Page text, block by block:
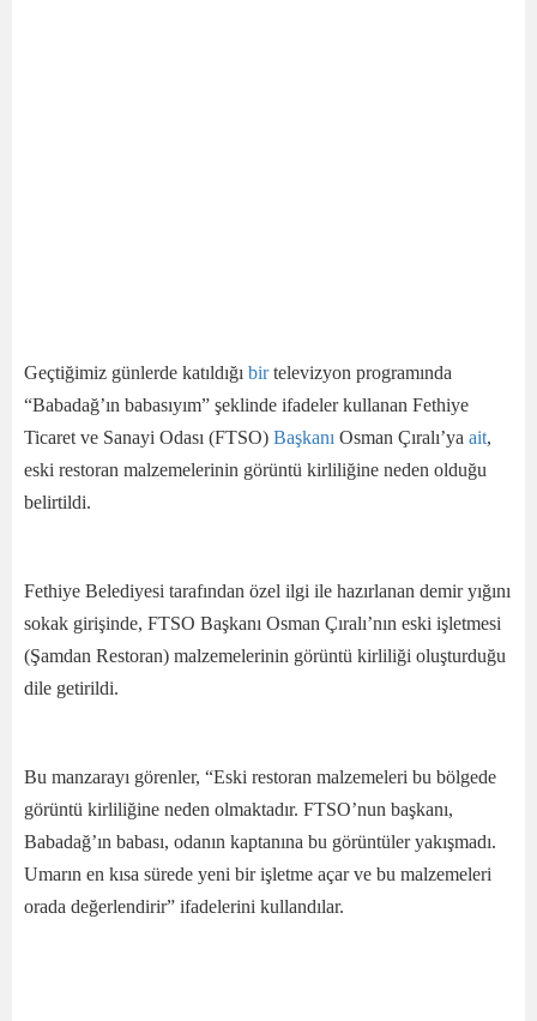
Geçtiğimiz günlerde katıldığı birtelevizyon programında
“Babadağ’ın babasıyım” şeklinde ifadeler kullanan Fethiye
Ticaret ve Sanayi Odası (FTSO) Başkanı Osman Çıralı’ya ait,
eski restoran malzemelerinin görüntü kirliliğine neden olduğu
belirtildi.
Fethiye Belediyesi tarafından özel ilgi ile hazırlanan demir yığını
sokak girişinde, FTSO Başkanı Osman Çıralı’nın eski işletmesi
(Şamdan Restoran) malzemelerinin görüntü kirliliği oluşturduğu
dile getirildi.
Bu manzarayı görenler, “Eski restoran malzemeleri bu bölgede
görüntü kirliliğine neden olmaktadır. FTSO’nun başkanı,
Babadağ’ın babası, odanın kaptanına bu görüntüler yakışmadı.
Umarın en kısa sürede yeni bir işletme açar ve bu malzemeleri
orada değerlendirir” ifadelerini kullandılar.